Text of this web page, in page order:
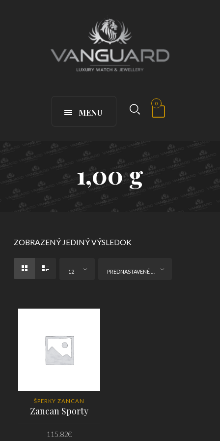
MENU
0
1,00 g
ZOBRAZENÝ JEDINÝ VÝSLEDOK
12
ŠPERKY ZANCAN
Zancan Sporty
115.82€